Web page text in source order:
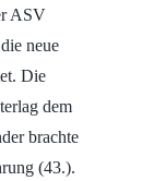
ASV
neue
Die
dem
brachte
(43.).